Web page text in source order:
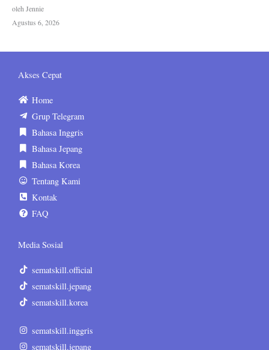
oleh Jennie
Agustus 6, 2026
Akses Cepat
Home
Grup Telegram
Bahasa Inggris
Bahasa Jepang
Bahasa Korea
Tentang Kami
Kontak
FAQ
Media Sosial
sematskill.official
sematskill.jepang
sematskill.korea
sematskill.inggris
sematskill.jepang